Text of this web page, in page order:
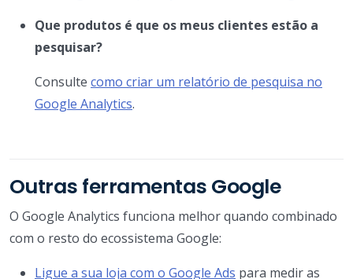
Que produtos é que os meus clientes estão a
pesquisar?
Consulte como criar um relatório de pesquisa no
Google Analytics.
Outras ferramentas Google
O Google Analytics funciona melhor quando combinado
com o resto do ecossistema Google:
Ligue a sua loja com o Google Ads para medir as